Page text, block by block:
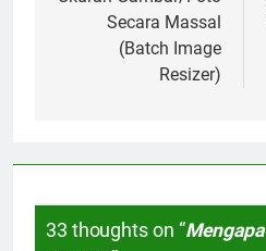
Ukuran Gambar/Foto
Secara Massal
(Batch Image